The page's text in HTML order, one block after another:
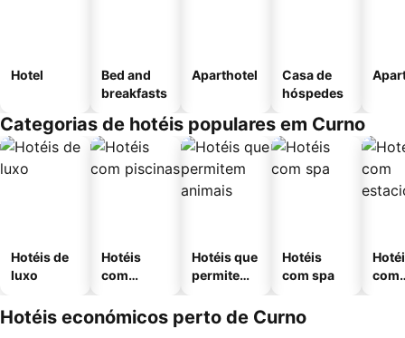
Hotel
Bed and
breakfasts
Aparthotel
Casa de
hóspedes
Categorias de hotéis populares em Curno
Hotéis de
luxo
Hotéis
com
Hotéis que
permitem
Hotéis
com spa
com
Hotéis económicos perto de Curno